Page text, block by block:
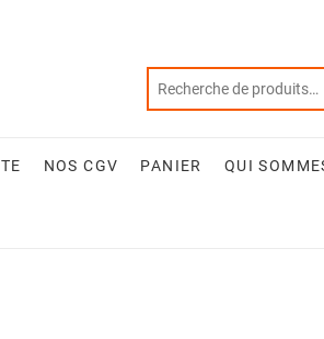
NOS CGV PANIER QUI